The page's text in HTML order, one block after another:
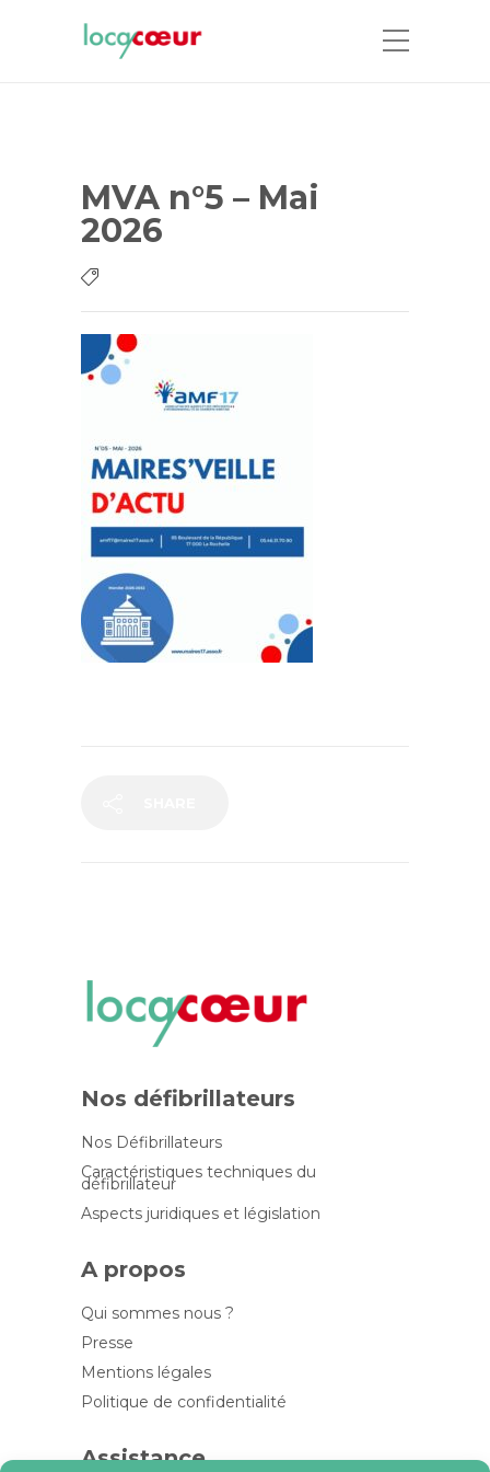
MVA n°5 – Mai
2026
Nos défibrillateurs
Nos Défibrillateurs
Caractéristiques techniques du
défibrillateur
Aspects juridiques et législation
A propos
Qui sommes nous ?
Presse
Mentions légales
Politique de confidentialité
Assistance